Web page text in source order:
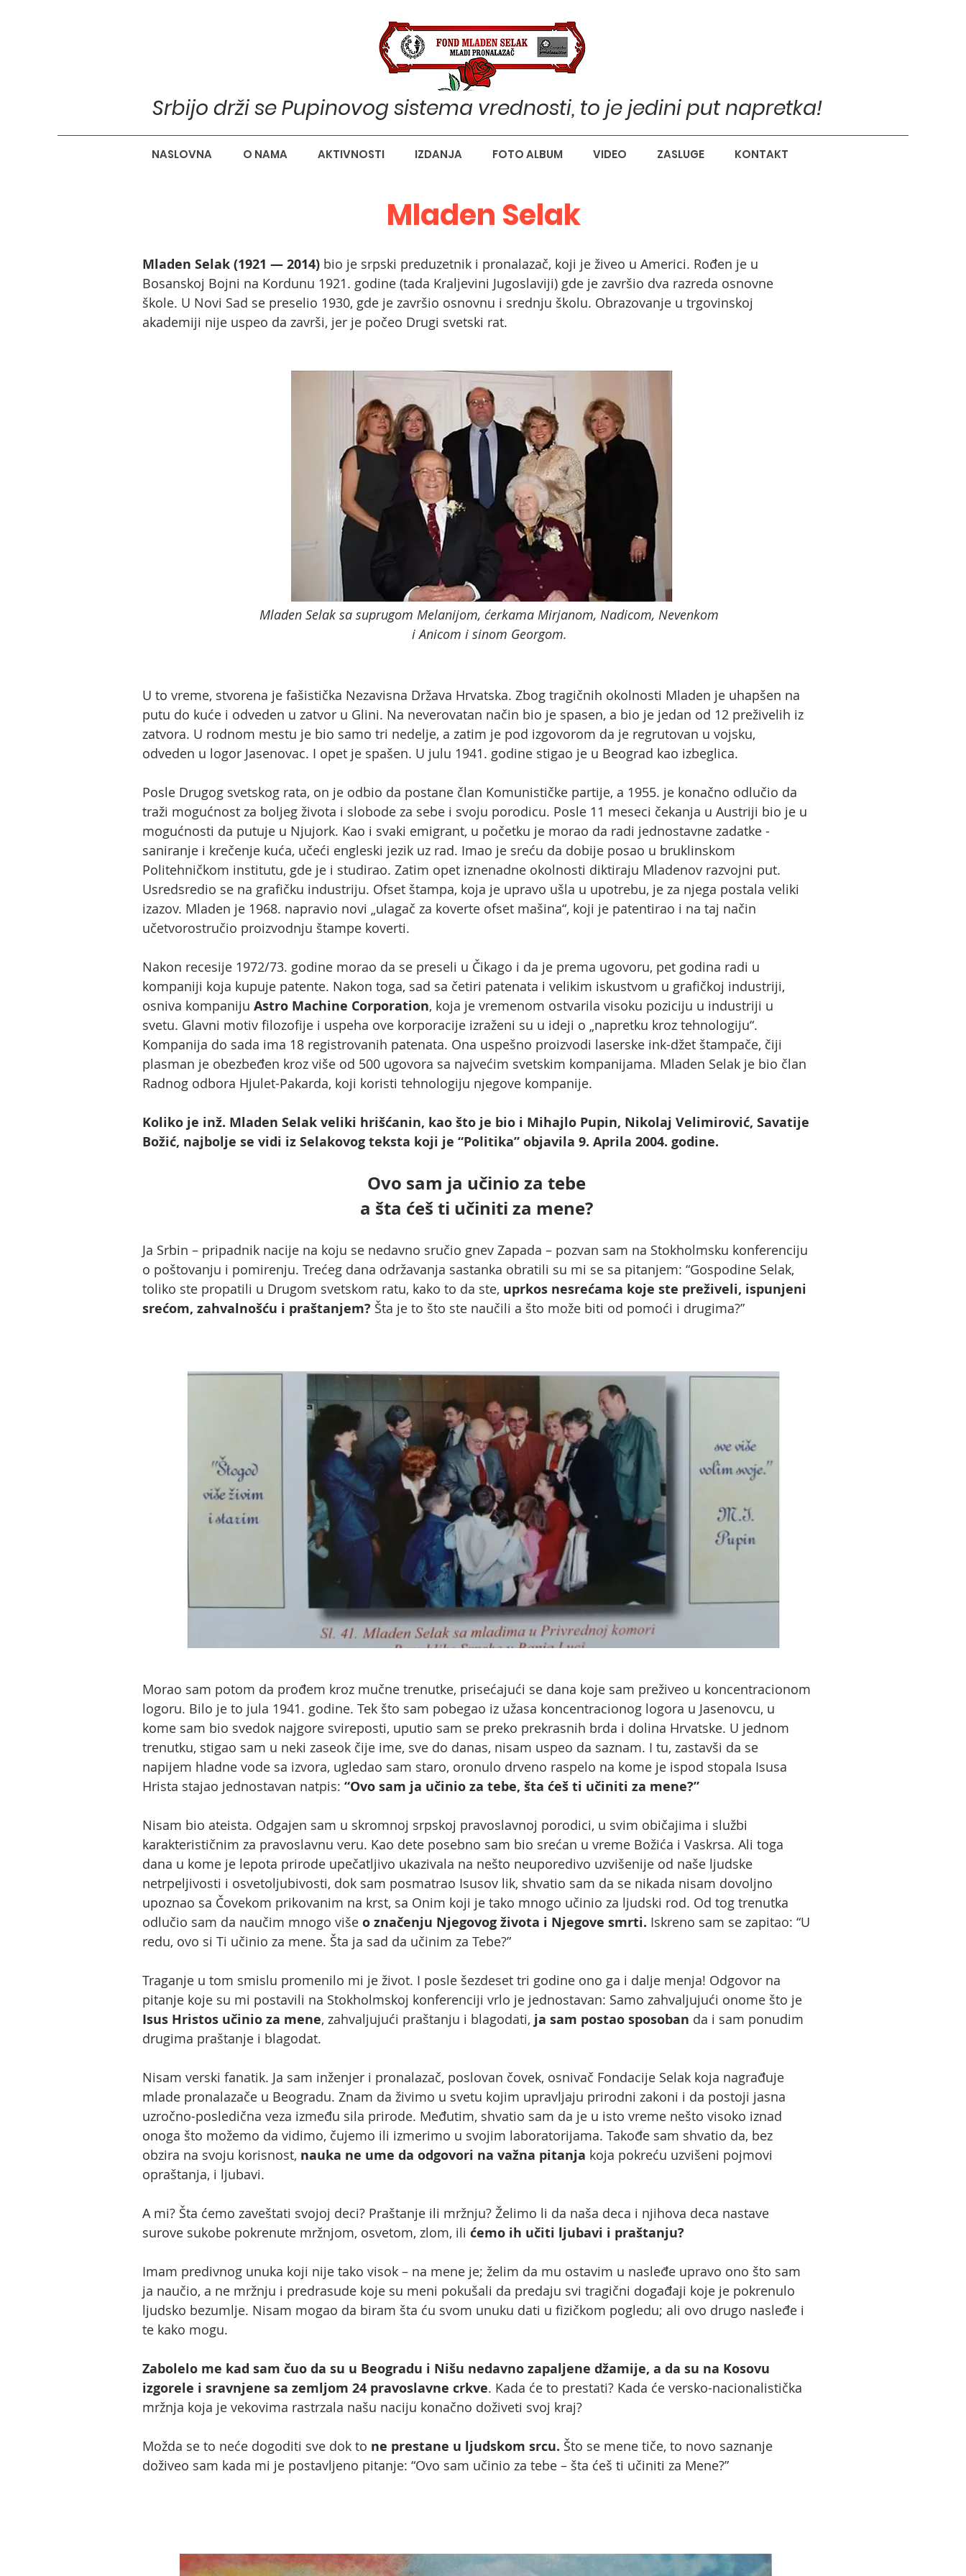
Srbijo drži se Pupinovog sistema vrednosti, to je jedini put napretka!
NASLOVNA O NAMA AKTIVNOSTI IZDANJA FOTO ALBUM VIDEO ZASLUGE KONTAKT
Mladen Selak
Mladen Selak (1921 — 2014) bio je srpski preduzetnik i pronalazač, koji je živeo u Americi. Rođen je u
Bosanskoj Bojni na Kordunu 1921. godine (tada Kraljevini Jugoslaviji) gde je završio dva razreda osnovne
škole. U Novi Sad se preselio 1930, gde je završio osnovnu i srednju školu. Obrazovanje u trgovinskoj
akademiji nije uspeo da završi, jer je počeo Drugi svetski rat.
Mladen Selak sa suprugom Melanijom, ćerkama Mirjanom, Nadicom, Nevenkom
i Anicom i sinom Georgom.
U to vreme, stvorena je fašistička Nezavisna Država Hrvatska. Zbog tragičnih okolnosti Mladen je uhapšen na
putu do kuće i odveden u zatvor u Glini. Na neverovatan način bio je spasen, a bio je jedan od 12 preživelih iz
zatvora. U rodnom mestu je bio samo tri nedelje, a zatim je pod izgovorom da je regrutovan u vojsku,
odveden u logor Jasenovac. I opet je spašen. U julu 1941. godine stigao je u Beograd kao izbeglica.
Posle Drugog svetskog rata, on je odbio da postane član Komunističke partije, a 1955. je konačno odlučio da
traži mogućnost za boljeg života i slobode za sebe i svoju porodicu. Posle 11 meseci čekanja u Austriji bio je u
mogućnosti da putuje u Njujork. Kao i svaki emigrant, u početku je morao da radi jednostavne zadatke -
saniranje i krečenje kuća, učeći engleski jezik uz rad. Imao je sreću da dobije posao u bruklinskom
Politehničkom institutu, gde je i studirao. Zatim opet iznenadne okolnosti diktiraju Mladenov razvojni put.
Usredsredio se na grafičku industriju. Ofset štampa, koja je upravo ušla u upotrebu, je za njega postala veliki
izazov. Mladen je 1968. napravio novi „ulagač za koverte ofset mašina“, koji je patentirao i na taj način
učetvorostručio proizvodnju štampe koverti.
Nakon recesije 1972/73. godine morao da se preseli u Čikago i da je prema ugovoru, pet godina radi u
kompaniji koja kupuje patente. Nakon toga, sad sa četiri patenata i velikim iskustvom u grafičkoj industriji,
osniva kompaniju Astro Machine Corporation, koja je vremenom ostvarila visoku poziciju u industriji u
svetu. Glavni motiv filozofije i uspeha ove korporacije izraženi su u ideji o „napretku kroz tehnologiju“.
Kompanija do sada ima 18 registrovanih patenata. Ona uspešno proizvodi laserske ink-džet štampače, čiji
plasman je obezbeđen kroz više od 500 ugovora sa najvećim svetskim kompanijama. Mladen Selak je bio član
Radnog odbora Hjulet-Pakarda, koji koristi tehnologiju njegove kompanije.
Koliko je inž. Mladen Selak veliki hrišćanin, kao što je bio i Mihajlo Pupin, Nikolaj Velimirović, Savatije
Božić, najbolje se vidi iz Selakovog teksta koji je “Politika” objavila 9. Aprila 2004. godine.
Ovo sam ja učinio za tebe
a šta ćeš ti učiniti za mene?
Ja Srbin – pripadnik nacije na koju se nedavno sručio gnev Zapada – pozvan sam na Stokholmsku konferenciju
o poštovanju i pomirenju. Trećeg dana održavanja sastanka obratili su mi se sa pitanjem: “Gospodine Selak,
toliko ste propatili u Drugom svetskom ratu, kako to da ste, uprkos nesrećama koje ste preživeli, ispunjeni
srećom, zahvalnošću i praštanjem? Šta je to što ste naučili a što može biti od pomoći i drugima?”
Morao sam potom da prođem kroz mučne trenutke, prisećajući se dana koje sam preživeo u koncentracionom
logoru. Bilo je to jula 1941. godine. Tek što sam pobegao iz užasa koncentracionog logora u Jasenovcu, u
kome sam bio svedok najgore svireposti, uputio sam se preko prekrasnih brda i dolina Hrvatske. U jednom
trenutku, stigao sam u neki zaseok čije ime, sve do danas, nisam uspeo da saznam. I tu, zastavši da se
napijem hladne vode sa izvora, ugledao sam staro, oronulo drveno raspelo na kome je ispod stopala Isusa
Hrista stajao jednostavan natpis: “Ovo sam ja učinio za tebe, šta ćeš ti učiniti za mene?”
Nisam bio ateista. Odgajen sam u skromnoj srpskoj pravoslavnoj porodici, u svim običajima i službi
karakterističnim za pravoslavnu veru. Kao dete posebno sam bio srećan u vreme Božića i Vaskrsa. Ali toga
dana u kome je lepota prirode upečatljivo ukazivala na nešto neuporedivo uzvišenije od naše ljudske
netrpeljivosti i osvetoljubivosti, dok sam posmatrao Isusov lik, shvatio sam da se nikada nisam dovoljno
upoznao sa Čovekom prikovanim na krst, sa Onim koji je tako mnogo učinio za ljudski rod. Od tog trenutka
odlučio sam da naučim mnogo više o značenju Njegovog života i Njegove smrti. Iskreno sam se zapitao: “U
redu, ovo si Ti učinio za mene. Šta ja sad da učinim za Tebe?”
Traganje u tom smislu promenilo mi je život. I posle šezdeset tri godine ono ga i dalje menja! Odgovor na
pitanje koje su mi postavili na Stokholmskoj konferenciji vrlo je jednostavan: Samo zahvaljujući onome što je
Isus Hristos učinio za mene, zahvaljujući praštanju i blagodati, ja sam postao sposoban da i sam ponudim
drugima praštanje i blagodat.
Nisam verski fanatik. Ja sam inženjer i pronalazač, poslovan čovek, osnivač Fondacije Selak koja nagrađuje
mlade pronalazače u Beogradu. Znam da živimo u svetu kojim upravljaju prirodni zakoni i da postoji jasna
uzročno-posledična veza između sila prirode. Međutim, shvatio sam da je u isto vreme nešto visoko iznad
onoga što možemo da vidimo, čujemo ili izmerimo u svojim laboratorijama. Takođe sam shvatio da, bez
obzira na svoju korisnost, nauka ne ume da odgovori na važna pitanja koja pokreću uzvišeni pojmovi
opraštanja, i ljubavi.
A mi? Šta ćemo zaveštati svojoj deci? Praštanje ili mržnju? Želimo li da naša deca i njihova deca nastave
surove sukobe pokrenute mržnjom, osvetom, zlom, ili ćemo ih učiti ljubavi i praštanju?
Imam predivnog unuka koji nije tako visok – na mene je; želim da mu ostavim u nasleđe upravo ono što sam
ja naučio, a ne mržnju i predrasude koje su meni pokušali da predaju svi tragični događaji koje je pokrenulo
ljudsko bezumlje. Nisam mogao da biram šta ću svom unuku dati u fizičkom pogledu; ali ovo drugo nasleđe i
te kako mogu.
Zabolelo me kad sam čuo da su u Beogradu i Nišu nedavno zapaljene džamije, a da su na Kosovu
izgorele i sravnjene sa zemljom 24 pravoslavne crkve. Kada će to prestati? Kada će versko-nacionalistička
mržnja koja je vekovima rastrzala našu naciju konačno doživeti svoj kraj?
Možda se to neće dogoditi sve dok to ne prestane u ljudskom srcu. Što se mene tiče, to novo saznanje
doživeo sam kada mi je postavljeno pitanje: “Ovo sam učinio za tebe – šta ćeš ti učiniti za Mene?”